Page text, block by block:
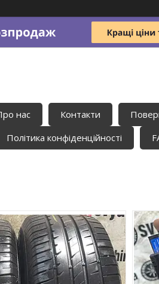
нас Контакти
Політика конфіденційності